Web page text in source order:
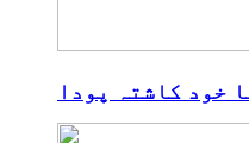
خود کاشتہ پودا